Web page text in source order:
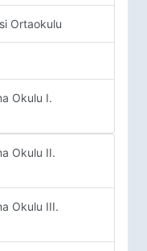
Ortaokulu
Okulu I.
Okulu II.
Okulu III.